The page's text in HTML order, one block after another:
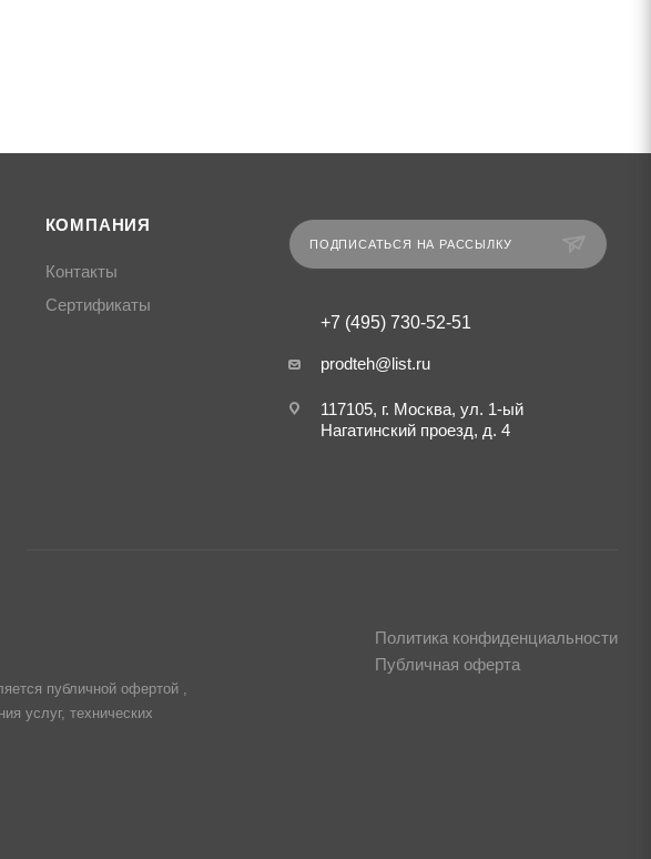
КОМПАНИЯ
Контакты
Сертификаты
ПОДПИСАТЬСЯ НА РАССЫЛКУ
+7 (495) 730-52-51
prodteh@list.ru
117105, г. Москва, ул. 1-ый
Нагатинский проезд, д. 4
Политика конфиденциальности
Публичная оферта
публичной офертой ,
услуг, технических